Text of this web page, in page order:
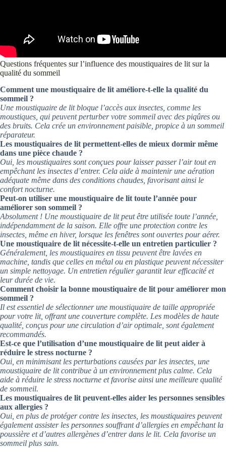
Questions fréquentes sur l’influence des moustiquaires de lit sur la
qualité du sommeil
Comment une moustiquaire de lit améliore-t-elle la qualité du
sommeil ?
Une moustiquaire de lit bloque l’accès aux insectes, comme les
moustiques, qui peuvent perturber votre sommeil avec des piqûres ou
des bruits. Cela crée un environnement paisible, propice à un sommeil
réparateur.
Les moustiquaires de lit permettent-elles de mieux dormir même
dans une pièce chaude ?
Oui, les moustiquaires sont conçues pour laisser passer l’air tout en
empêchant les insectes d’entrer. Cela aide à maintenir une aération
adéquate même dans des conditions chaudes, favorisant ainsi le
confort nocturne.
Peut-on utiliser une moustiquaire de lit toute l’année pour
améliorer son sommeil ?
Absolument ! Une moustiquaire de lit peut être utilisée toute l’année,
indépendamment de la saison. Elle offre une protection contre les
insectes, même en hiver, lorsque les fenêtres sont ouvertes pour aérer.
Une moustiquaire de lit nécessite-t-elle un entretien particulier ?
Généralement, les moustiquaires en tissu peuvent être lavées en
machine, tandis que celles en métal ou en plastique peuvent nécessiter
un simple nettoyage. Un entretien régulier garantit leur efficacité et
leur durée de vie.
Comment choisir la bonne moustiquaire de lit pour améliorer mon
sommeil ?
Il est essentiel de sélectionner une moustiquaire de taille appropriée
pour votre lit, offrant une couverture complète. Les modèles de haute
qualité, conçus pour une circulation d’air optimale, sont également
recommandés.
Est-ce que l’utilisation d’une moustiquaire de lit peut aider à
réduire le stress nocturne ?
Oui, en minimisant les perturbations causées par les insectes, une
moustiquaire de lit contribue à un environnement plus calme. Cela
aide à réduire le stress nocturne et favorise ainsi une meilleure qualité
de sommeil.
Les moustiquaires de lit peuvent-elles aider les personnes sensibles
aux allergies ?
Oui, en plus de protéger contre les insectes, les moustiquaires peuvent
également assister les personnes souffrant d’allergies en empêchant la
poussière et d’autres allergènes d’entrer dans le lit. Cela favorise un
sommeil plus sain.